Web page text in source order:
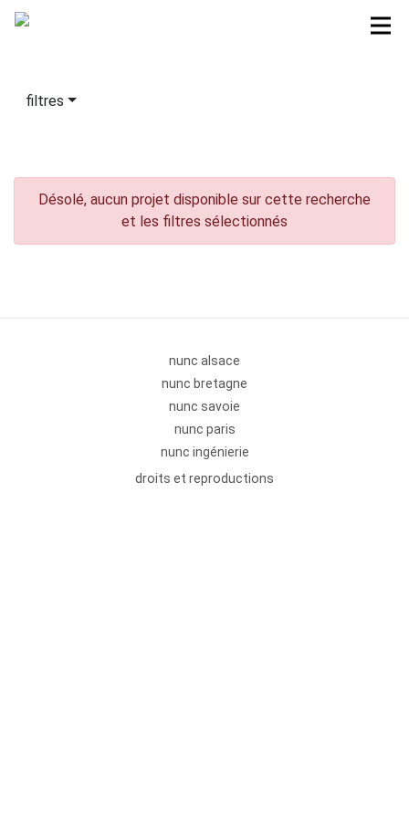
filtres
Désolé, aucun projet disponible sur cette recherche
et les filtres sélectionnés
nunc alsace
nunc bretagne
nunc savoie
nunc paris
nunc ingénierie
droits et reproductions